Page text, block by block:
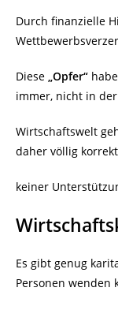
Durch finanzielle
Diese „Opfer“
immer, nicht in
Wirtschaftswelt
daher völlig
keiner
Es gibt genug
Personen wenden